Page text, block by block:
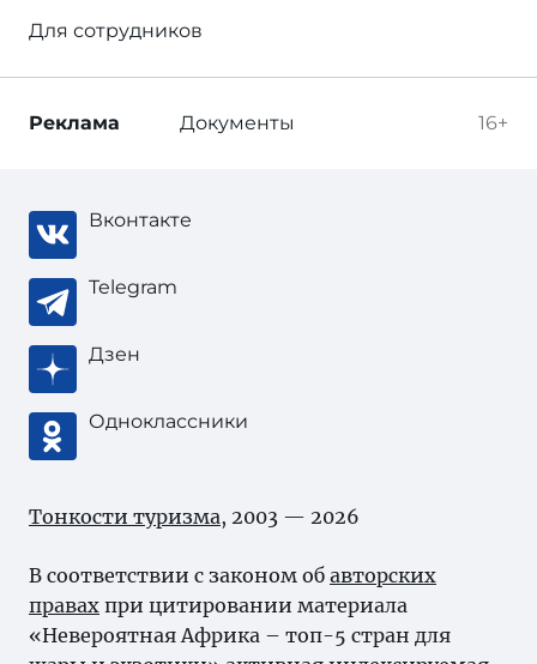
Для сотрудников
16+
Реклама Документы
Вконтакте
Telegram
Дзен
Одноклассники
Тонкости туризма, 2003 — 2026
В соответствии с законом об авторских
правах при цитировании материала
«Невероятная Африка – топ-5 стран для